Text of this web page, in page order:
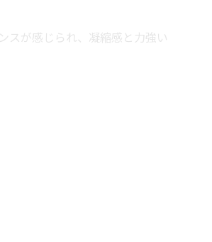
スが感じられ、凝縮感と力強い